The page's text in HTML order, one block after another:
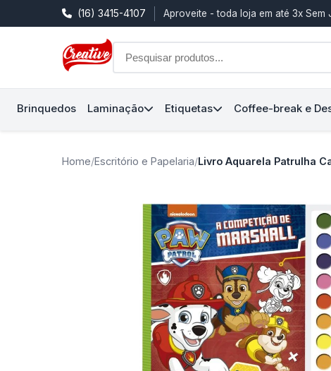
(16) 3415-4107 Aproveite - toda loja em até 3x Sem
Brinquedos Laminação Etiquetas Coffee-break e
Home/Escritório e Papelaria/Livro Aquarela Patrulha